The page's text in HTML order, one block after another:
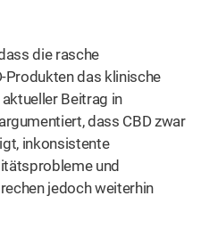
die rasche
Produkten das klinische
Beitrag in
dass CBD zwar
inkonsistente
und
jedoch weiterhin